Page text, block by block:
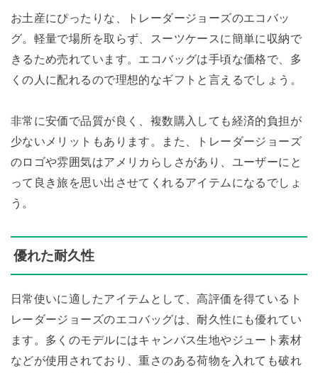
お土産にぴったりな、トレーダージョーズのエコバッ
グ。軽量で場所を取らず、スーツケースに簡単に収納で
きるため売れています。エコバッグは手頃な価格で、多
くの人に配れるので理想的なギフトと言えるでしょう。
非常に安価で品質が良く、複数購入しても経済的負担が
少ないメリットもあります。また、トレーダージョーズ
のロゴや雰囲気はアメリカらしさがあり、ユーザーにと
って良き旅を思い出させてくれるアイテムになるでしょ
う。
優れた耐久性
日常使いに適したアイテムとして、高評価を得ているト
レーダージョーズのエコバッグは、耐久性にも優れてい
ます。多くのモデルにはキャンバス生地やジュート素材
などが使用されており、重さのある荷物を入れても破れ